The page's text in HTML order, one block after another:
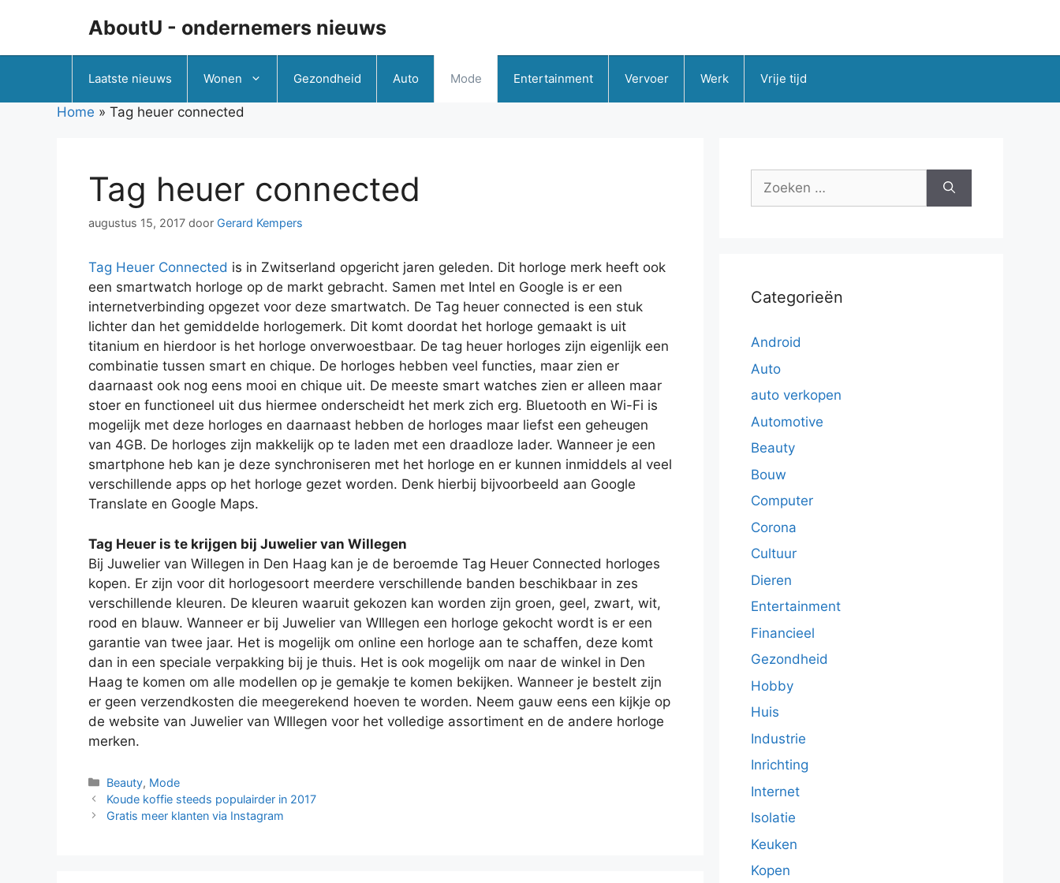
AboutU - ondernemers nieuws
Laatste nieuws Wonen Gezondheid Auto Mode Entertainment Vervoer Werk Vrije tijd
Home » Tag heuer connected
Tag heuer connected
augustus 15, 2017 door Gerard Kempers
Tag Heuer Connected is in Zwitserland opgericht jaren geleden. Dit horloge merk heeft ook
een smartwatch horloge op de markt gebracht. Samen met Intel en Google is er een
internetverbinding opgezet voor deze smartwatch. De Tag heuer connected is een stuk
lichter dan het gemiddelde horlogemerk. Dit komt doordat het horloge gemaakt is uit
titanium en hierdoor is het horloge onverwoestbaar. De tag heuer horloges zijn eigenlijk een
combinatie tussen smart en chique. De horloges hebben veel functies, maar zien er
daarnaast ook nog eens mooi en chique uit. De meeste smart watches zien er alleen maar
stoer en functioneel uit dus hiermee onderscheidt het merk zich erg. Bluetooth en Wi-Fi is
mogelijk met deze horloges en daarnaast hebben de horloges maar liefst een geheugen
van 4GB. De horloges zijn makkelijk op te laden met een draadloze lader. Wanneer je een
smartphone heb kan je deze synchroniseren met het horloge en er kunnen inmiddels al veel
verschillende apps op het horloge gezet worden. Denk hierbij bijvoorbeeld aan Google
Translate en Google Maps.
Tag Heuer is te krijgen bij Juwelier van Willegen
Bij Juwelier van Willegen in Den Haag kan je de beroemde Tag Heuer Connected horloges
kopen. Er zijn voor dit horlogesoort meerdere verschillende banden beschikbaar in zes
verschillende kleuren. De kleuren waaruit gekozen kan worden zijn groen, geel, zwart, wit,
rood en blauw. Wanneer er bij Juwelier van WIllegen een horloge gekocht wordt is er een
garantie van twee jaar. Het is mogelijk om online een horloge aan te schaffen, deze komt
dan in een speciale verpakking bij je thuis. Het is ook mogelijk om naar de winkel in Den
Haag te komen om alle modellen op je gemakje te komen bekijken. Wanneer je bestelt zijn
er geen verzendkosten die meegerekend hoeven te worden. Neem gauw eens een kijkje op
de website van Juwelier van WIllegen voor het volledige assortiment en de andere horloge
merken.
Categorieën
Beauty, Mode
Koude koffie steeds populairder in 2017
Gratis meer klanten via Instagram
Zoek
Categorieën
Android
Auto
auto verkopen
Automotive
Beauty
Bouw
Computer
Corona
Cultuur
Dieren
Entertainment
Financieel
Gezondheid
Hobby
Huis
Industrie
Inrichting
Internet
Isolatie
Keuken
Kopen